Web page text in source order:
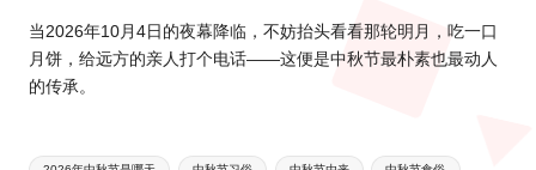
当2026年10月4日的夜幕降临，不妨抬头看看那轮明月，吃一口
月饼，给远方的亲人打个电话——这便是中秋节最朴素也最动人
的传承。
Tags: